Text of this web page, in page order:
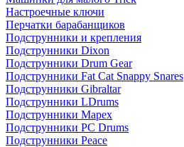
Настроечные ключи
Перчатки барабанщиков
Подструнники и крепления
Подструнники Dixon
Подструнники Drum Gear
Подструнники Fat Cat Snappy Snares
Подструнники Gibraltar
Подструнники LDrums
Подструнники Mapex
Подструнники PC Drums
Подструнники Peace